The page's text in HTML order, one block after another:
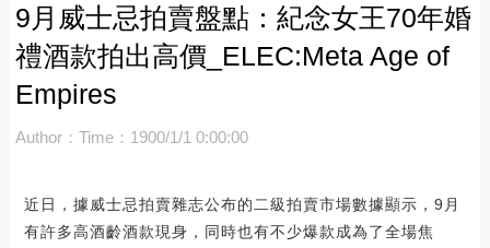
9月威士忌拍賣盤點：紀念女王70年婚
禮酒款拍出高價_ELEC:Meta Age of
Empires
Author： Time：1900/1/1 0:00:00
近日，據威士忌拍賣雜志公布的二級拍賣市場數據顯示，9月
有許多高酒齡酒款現身，同時也有不少爆款成為了全場焦